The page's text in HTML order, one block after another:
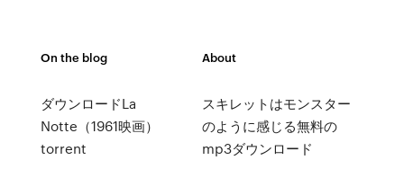
On the blog
ダウンロードLa
Notte（1961映画）
torrent
About
スキレットはモンスター
のように感じる無料の
mp3ダウンロード